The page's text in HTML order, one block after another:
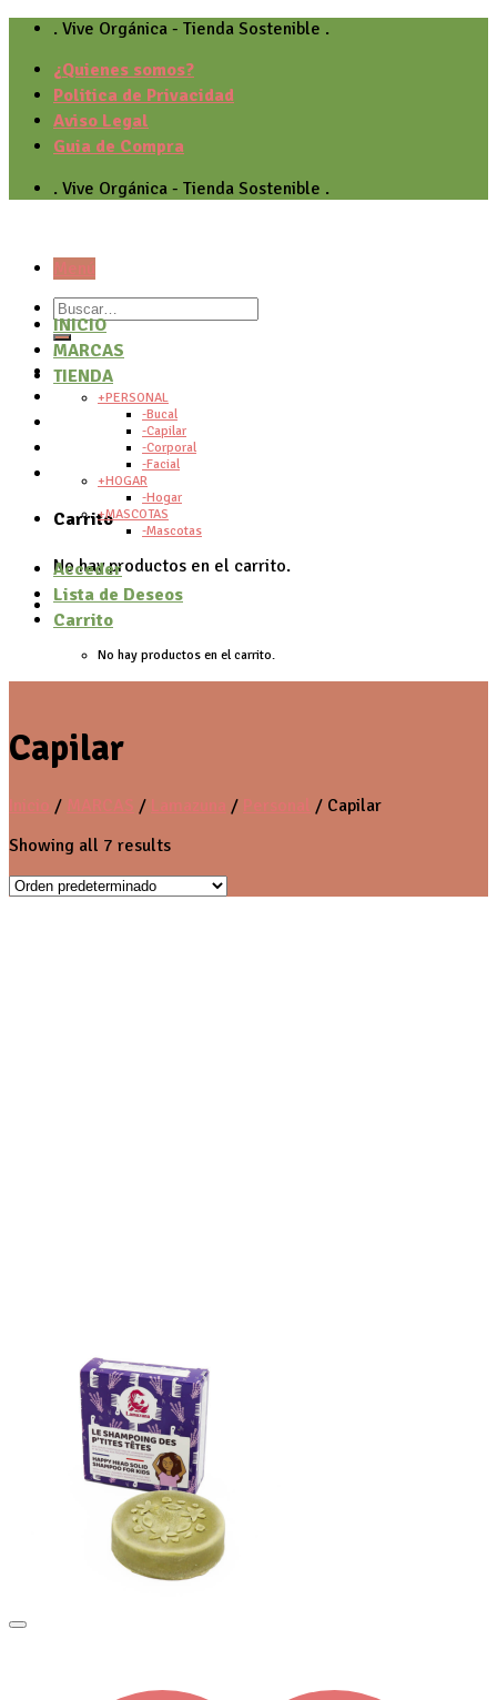
Skip
content
. Vive Orgánica - Tienda Sostenible .
¿Quienes somos?
Politica de Privacidad
Aviso Legal
Guia de Compra
. Vive Orgánica - Tienda Sostenible .
Menú
Buscar
por:
Carrito
No hay productos en el carrito.
INICIO
MARCAS
TIENDA
+PERSONAL
-Bucal
-Capilar
-Corporal
-Facial
+HOGAR
-Hogar
+MASCOTAS
-Mascotas
Acceder
Lista de Deseos
Carrito
No hay productos en el carrito.
Capilar
Inicio / MARCAS / Lamazuna / Personal / Capilar
Showing all 7 results